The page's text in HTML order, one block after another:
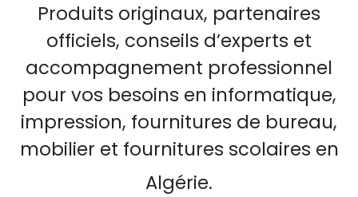
Produits originaux, partenaires
officiels, conseils d’experts et
accompagnement professionnel
pour vos besoins en informatique,
impression, fournitures de bureau,
mobilier et fournitures scolaires en
Algérie.